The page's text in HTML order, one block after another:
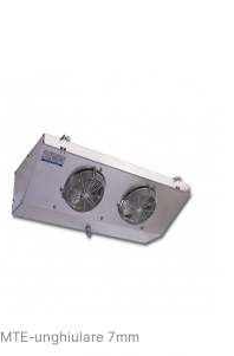
MTE-unghiulare 7mm